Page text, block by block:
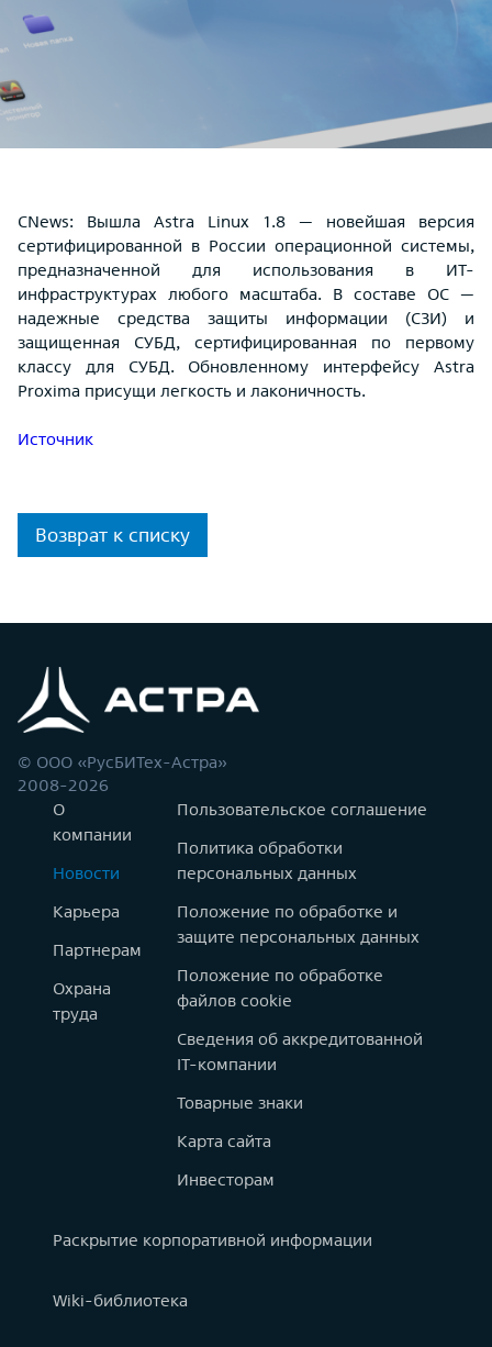
CNews: Вышла Astra Linux 1.8 — новейшая версия
сертифицированной в России операционной системы,
предназначенной для использования в ИТ-
инфраструктурах любого масштаба. В составе ОС —
надежные средства защиты информации (СЗИ) и
защищенная СУБД, сертифицированная по первому
классу для СУБД. Обновленному интерфейсу Astra
Proxima присущи легкость и лаконичность.
Источник
Возврат к списку
© ООО «РусБИТех-Астра»
2008-2026
О
компании
Новости
Карьера
Партнерам
Охрана
труда
Пользовательское соглашение
Политика обработки
персональных данных
Положение по обработке и
защите персональных данных
Положение по обработке
файлов cookie
Сведения об аккредитованной
IT-компании
Товарные знаки
Карта сайта
Инвесторам
Раскрытие корпоративной информации
Wiki-библиотека